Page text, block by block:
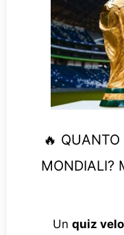
🔥
MONDIALI?
Un quiz